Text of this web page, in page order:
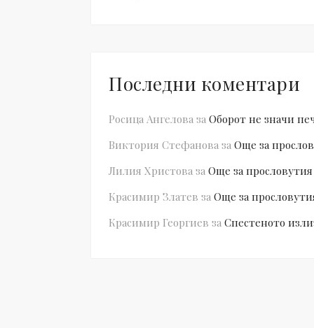
Последни коментари
Росица Ангелова за Оборот не значи
Виктория Стефанова за Още за
Лилия Христова за Още за
Красимир Златев за Още за
Красимир Георгиев за Спестеното